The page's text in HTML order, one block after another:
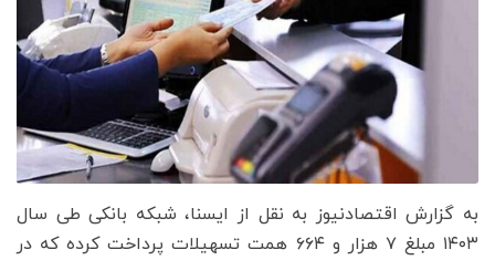
به گزارش اقتصادنیوز به نقل از ایسنا، شبکه بانکی طی سال
۱۴۰۳ مبلغ ۷ هزار و ۶۶۴ همت تسهیلات پرداخت کرده که در